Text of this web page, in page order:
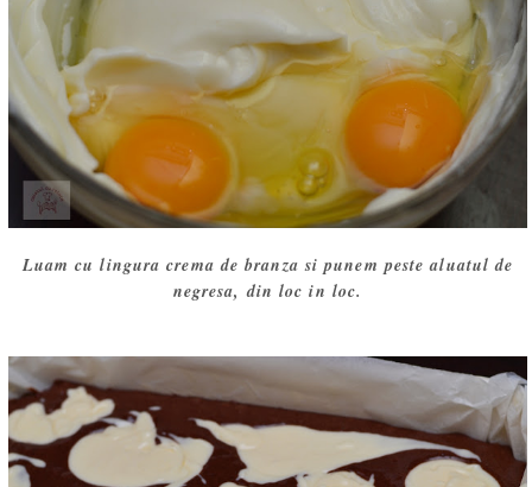
Luam cu lingura crema de branza si punem peste aluatul de
negresa, din loc in loc.